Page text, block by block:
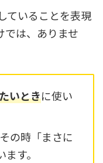
ていることを表現
では、ありませ
いときに使い
の時「まさに
す。